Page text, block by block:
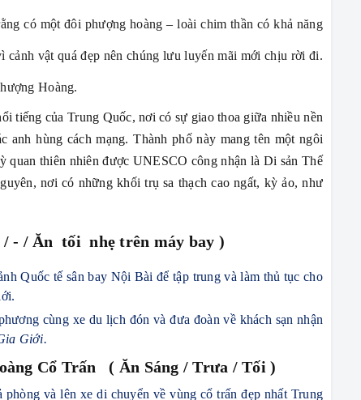
có một đôi phượng hoàng – loài chim thần có khả năng
vật quá đẹp nên chúng lưu luyến mãi mới chịu rời đi.
Hoàng.
tiếng của Trung Quốc, nơi có sự giao thoa giữa nhiều nền
anh hùng cách mạng. Thành phố này mang tên một ngôi
quan thiên nhiên được UNESCO công nhận là Di sản Thế
nơi có những khối trụ sa thạch cao ngất, kỳ ảo, như
- / Ăn tối nhẹ trên máy bay )
Quốc tế sân bay Nội Bài để tập trung và làm thủ tục cho
cùng xe du lịch đón và đưa đoàn về khách sạn nhận
Giới.
Cổ Trấn ( Ăn Sáng / Trưa / Tối )
phòng và lên xe di chuyển về vùng cổ trấn đẹp nhất Trung